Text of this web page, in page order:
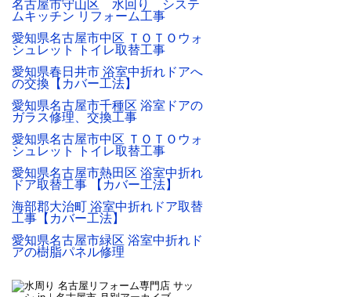
名古屋市守山区 水回り システ
ムキッチン リフォーム工事
愛知県名古屋市中区 ＴＯＴＯウォ
シュレット トイレ取替工事
愛知県春日井市 浴室中折れドアへ
の交換【カバー工法】
愛知県名古屋市千種区 浴室ドアの
ガラス修理、交換工事
愛知県名古屋市中区 ＴＯＴＯウォ
シュレット トイレ取替工事
愛知県名古屋市熱田区 浴室中折れ
ドア取替工事 【カバー工法】
海部郡大治町 浴室中折れドア取替
工事【カバー工法】
愛知県名古屋市緑区 浴室中折れド
アの樹脂パネル修理